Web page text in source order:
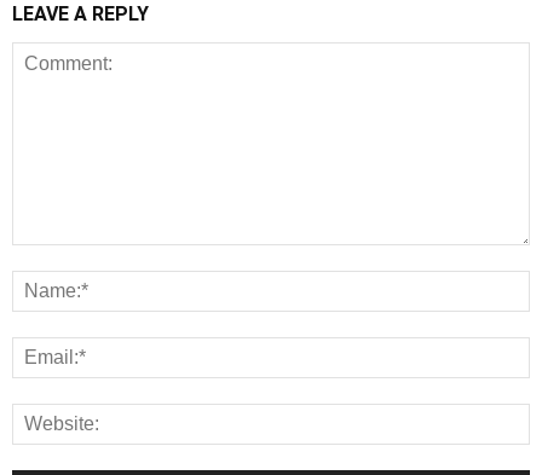
LEAVE A REPLY